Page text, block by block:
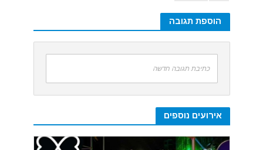
הוספת תגובה
כתיבת תגובה חדשה
אירועים נוספים